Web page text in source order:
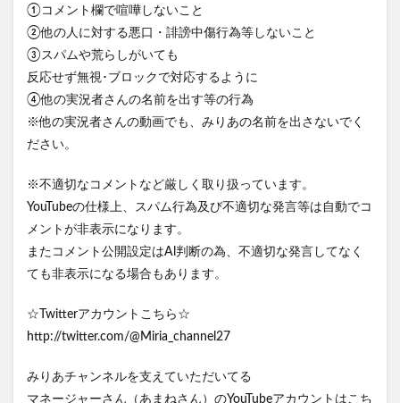
①コメント欄で喧嘩しないこと
②他の人に対する悪口・誹謗中傷行為等しないこと
③スパムや荒らしがいても
反応せず無視･ブロックで対応するように
④他の実況者さんの名前を出す等の行為
※他の実況者さんの動画でも、みりあの名前を出さないでく
ださい。
※不適切なコメントなど厳しく取り扱っています。
YouTubeの仕様上、スパム行為及び不適切な発言等は自動でコ
メントが非表示になります。
またコメント公開設定はAl判断の為、不適切な発言してなく
ても非表示になる場合もあります。
☆Twitterアカウントこちら☆
http://twitter.com/@Miria_channel27
みりあチャンネルを支えていただいてる
マネージャーさん（あまねさん）のYouTubeアカウントはこち